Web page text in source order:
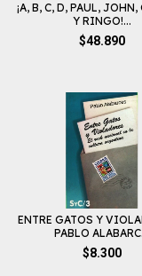
¡A, B, C, D, PAUL, JOHN,
Y RINGO!...
$48.890
ENTRE GATOS Y
PABLO
$8.300